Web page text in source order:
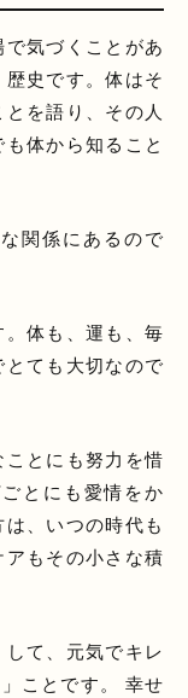
気づくことがあ
史です。体はそ
を語り、その人
体から知ること
関係にあるので
体も、運も、毎
ても大切なので
とにも努力を惜
とにも愛情をか
、いつの時代も
もその小さな積
て、元気でキレ
ことです。 幸せ